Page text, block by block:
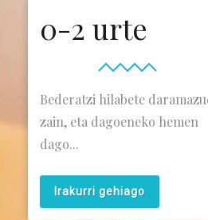
0-2 urte
Bederatzi hilabete
zain, eta dagoeneko hemen
dago...
Irakurri gehiago